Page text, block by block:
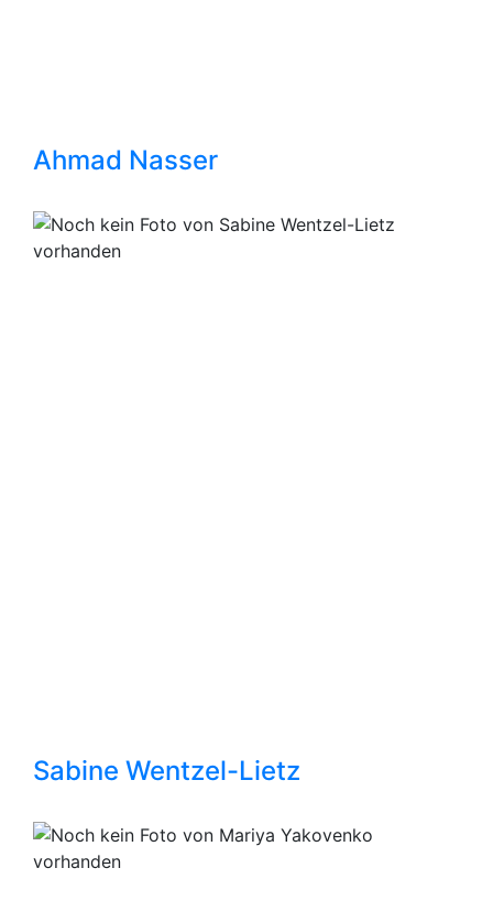
Ahmad Nasser
Sabine Wentzel-Lietz